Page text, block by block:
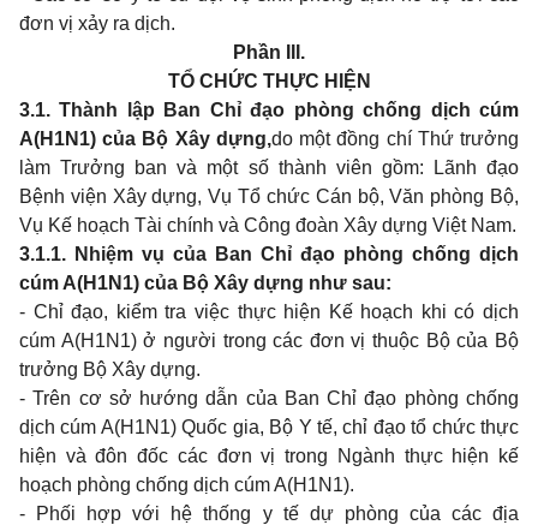
đơn vị xảy ra dịch.
Phần III.
TỔ CHỨC THỰC HIỆN
3.1. Thành lập Ban Chỉ đạo phòng chống dịch cúm
A(H1N1) của Bộ Xây dựng,do một đồng chí Thứ trưởng
làm Trưởng ban và một số thành viên gồm: Lãnh đạo
Bệnh viện Xây dựng, Vụ Tổ chức Cán bộ, Văn phòng Bộ,
Vụ Kế hoạch Tài chính và Công đoàn Xây dựng Việt Nam.
3.1.1. Nhiệm vụ của Ban Chỉ đạo phòng chống dịch
cúm A(H1N1) của Bộ Xây dựng như sau:
- Chỉ đạo, kiểm tra việc thực hiện Kế hoạch khi có dịch
cúm A(H1N1) ở người trong các đơn vị thuộc Bộ của Bộ
trưởng Bộ Xây dựng.
- Trên cơ sở hướng dẫn của Ban Chỉ đạo phòng chống
dịch cúm A(H1N1) Quốc gia, Bộ Y tế, chỉ đạo tổ chức thực
hiện và đôn đốc các đơn vị trong Ngành thực hiện kế
hoạch phòng chống dịch cúm A(H1N1).
- Phối hợp với hệ thống y tế dự phòng của các địa